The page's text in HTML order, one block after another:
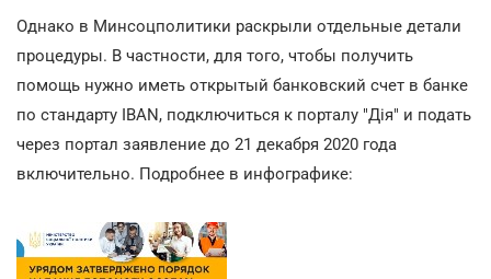
Однако в Минсоцполитики раскрыли отдельные детали
процедуры. В частности, для того, чтобы получить
помощь нужно иметь открытый банковский счет в банке
по стандарту IBAN, подключиться к порталу "Дія" и подать
через портал заявление до 21 декабря 2020 года
включительно. Подробнее в инфографике: